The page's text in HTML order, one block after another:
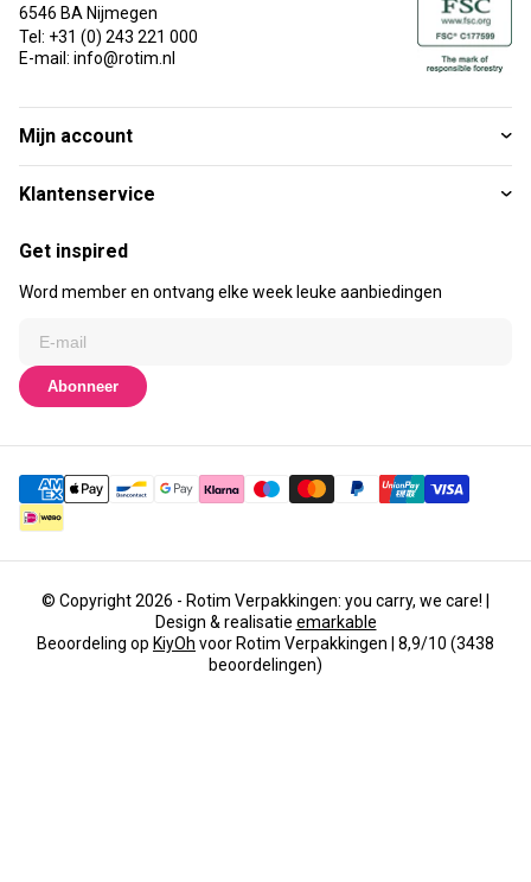
6546 BA Nijmegen
Tel: +31 (0) 243 221 000
E-mail: info@rotim.nl
Mijn account
Klantenservice
Get inspired
Word member en ontvang elke week leuke aanbiedingen
Abonneer
© Copyright 2026 - Rotim Verpakkingen: you carry, we care! |
Design & realisatie emarkable
Beoordeling op KiyOh voor Rotim Verpakkingen | 8,9/10 (3438
beoordelingen)